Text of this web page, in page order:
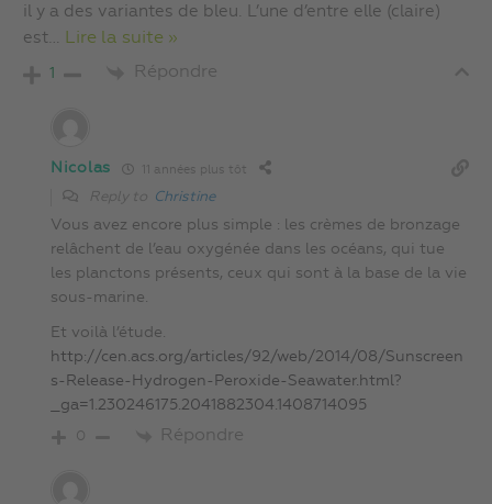
il y a des variantes de bleu. L’une d’entre elle (claire)
est… Lire la suite »
1 Répondre
Nicolas 11 années plus tôt
Reply to Christine
Vous avez encore plus simple : les crèmes de bronzage
relâchent de l’eau oxygénée dans les océans, qui tue
les planctons présents, ceux qui sont à la base de la vie
sous-marine.
Et voilà l’étude.
http://cen.acs.org/articles/92/web/2014/08/Sunscreen
s-Release-Hydrogen-Peroxide-Seawater.html?
_ga=1.230246175.2041882304.1408714095
0 Répondre